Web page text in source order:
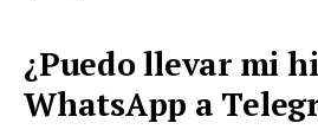
¿Puedo llevar mi
WhatsApp a